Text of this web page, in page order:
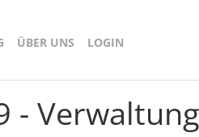
ÜBER UNS LOGIN
-